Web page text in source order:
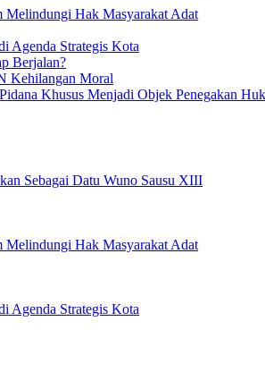
Hak Masyarakat Adat
Agenda Strategis Kota
Berjalan?
Kehilangan Moral
Khusus Menjadi Objek Penegakan
Sebagai Datu Wuno Sausu XIII
Hak Masyarakat Adat
Agenda Strategis Kota